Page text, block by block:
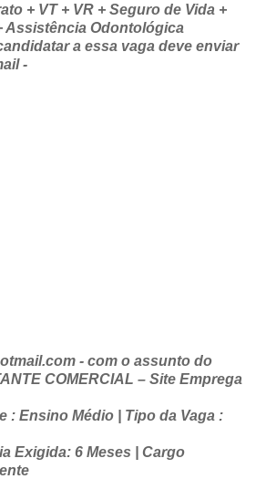
+ VT + VR + Seguro de Vida +
Assistência Odontológica
a essa vaga deve enviar
-
- com o assunto do
COMERCIAL – Site Emprega
: Ensino Médio | Tipo da Vaga :
Exigida: 6 Meses | Cargo